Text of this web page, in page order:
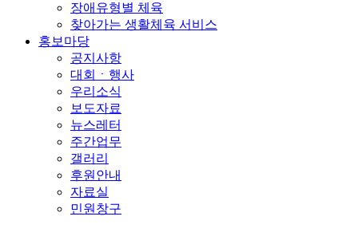
장애유형별 체육
찾아가는 생활체육 서비스
홍보마당
공지사항
대회ㆍ행사
우리소식
보도자료
뉴스레터
주간업무
갤러리
후원안내
자료실
민원창구